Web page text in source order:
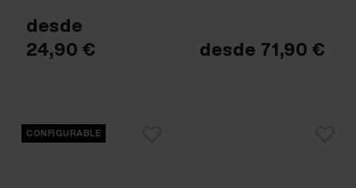
desde
24,90 €
desde 71,90 €
CONFIGURABLE